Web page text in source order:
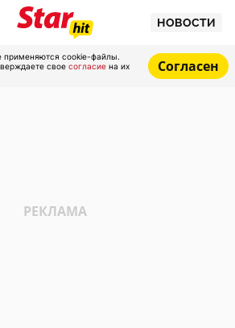
НОВОСТИ
применяются cookie-файлы.
свое согласие на их
Согласен